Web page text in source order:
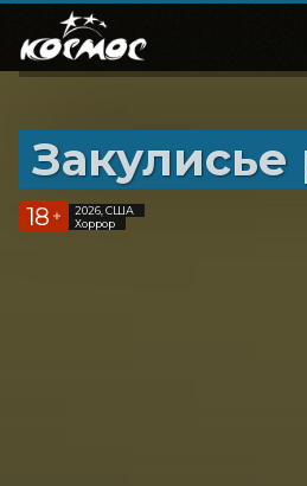
Закулисье
18 +
2026, США
Хоррор